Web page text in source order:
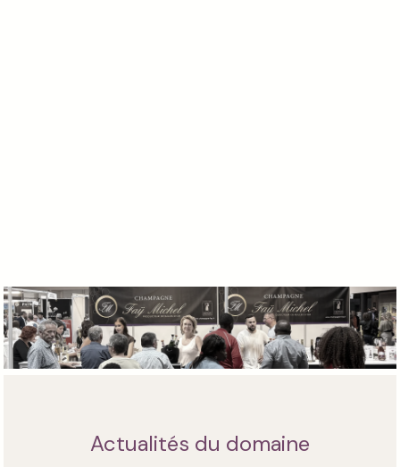
Actualités du domaine